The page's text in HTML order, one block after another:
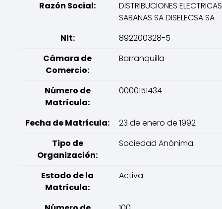
Razón Social:
DISTRIBUCIONES
SABANAS SA DISELECSA SA
Nit:
892200328-5
Cámara de
Comercio:
Barranquilla
Número de
Matrícula:
0000151434
Fecha de Matrícula:
23 de enero de 1992
Tipo de
Organización:
Sociedad Anónima
Estado de la
Matrícula:
Activa